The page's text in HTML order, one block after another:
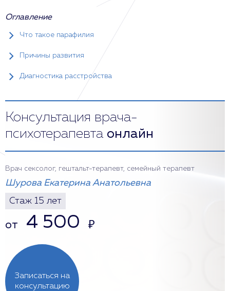
Оглавление
Что такое парафилия
Причины развития
Диагностика расстройства
Консультация врача-
психотерапевта онлайн
Записаться на
консультацию
Врач сексолог, гештальт-терапевт, семейный терапевт
Шурова Екатерина Анатольевна
Стаж 15 лет
от 4 500 ₽